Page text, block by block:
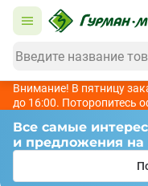
Внимание! В пятницу
до 16:00. Поторопитесь
Все самые
и предложения